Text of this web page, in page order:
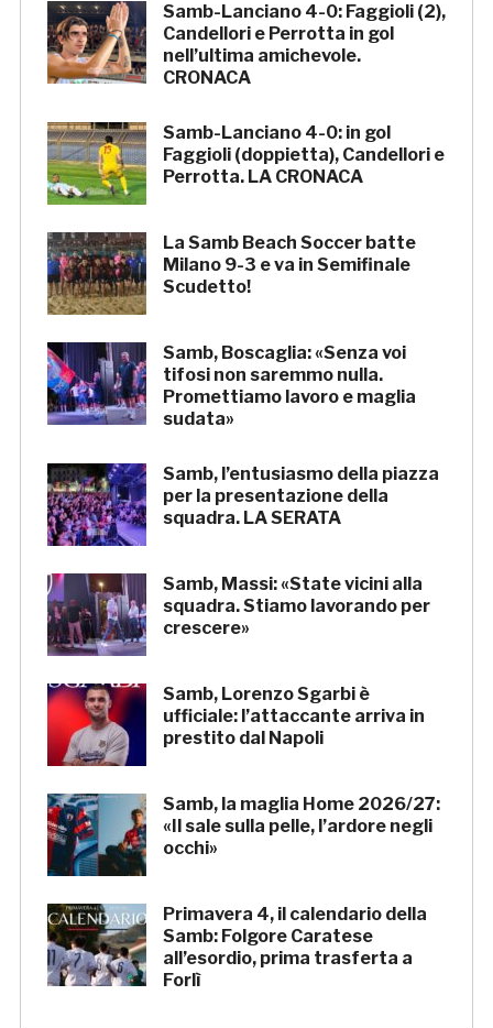
Samb-Lanciano 4-0: Faggioli (2),
Candellori e Perrotta in gol
nell’ultima amichevole.
CRONACA
Samb-Lanciano 4-0: in gol
Faggioli (doppietta), Candellori e
Perrotta. LA CRONACA
La Samb Beach Soccer batte
Milano 9-3 e va in Semifinale
Scudetto!
Samb, Boscaglia: «Senza voi
tifosi non saremmo nulla.
Promettiamo lavoro e maglia
sudata»
Samb, l’entusiasmo della piazza
per la presentazione della
squadra. LA SERATA
Samb, Massi: «State vicini alla
squadra. Stiamo lavorando per
crescere»
Samb, Lorenzo Sgarbi è
ufficiale: l’attaccante arriva in
prestito dal Napoli
Samb, la maglia Home 2026/27:
«Il sale sulla pelle, l’ardore negli
occhi»
Primavera 4, il calendario della
Samb: Folgore Caratese
all’esordio, prima trasferta a
Forlì